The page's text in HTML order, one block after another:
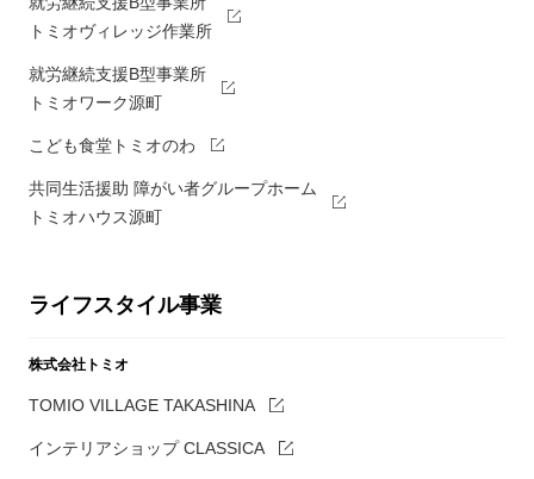
トミオヴィレッジ作業所
就労継続支援B型事業所
トミオワーク源町
こども食堂トミオのわ
共同生活援助 障がい者グループホーム
トミオハウス源町
ライフスタイル事業
株式会社トミオ
TOMIO VILLAGE TAKASHINA
インテリアショップ CLASSICA